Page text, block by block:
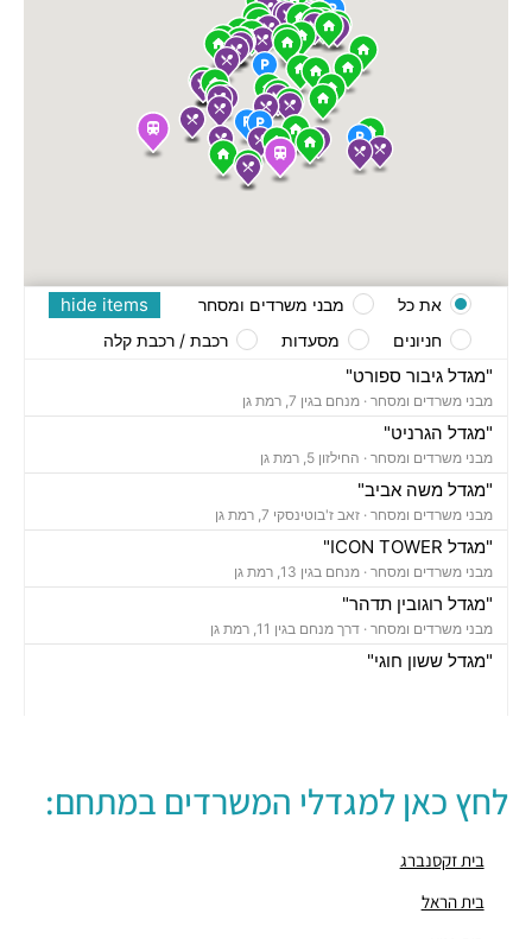
"מגדל גיבור ספורט"
מבני משרדים ומסחר · מנחם בגין 7, רמת גן
"מגדל הגרניט"
מבני משרדים ומסחר · החילזון 5, רמת גן
"מגדל משה אביב"
מבני משרדים ומסחר · זאב ז'בוטינסקי 7, רמת גן
"מגדל ICON TOWER"
מבני משרדים ומסחר · מנחם בגין 13, רמת גן
"מגדל רוגובין תדהר"
מבני משרדים ומסחר · דרך מנחם בגין 11, רמת גן
"מגדל ששון חוגי"
מבני משרדים ומסחר ·זאב ז'בוטינסקי 2, רמת גן
מבני משרדים ומסחר ·
מבני משרדים ומסחר ·
hide items את כל
מבני משרדים ומסחר
חניונים
מסעדות רכבת / רכבת קלה
לחץ כאן למגדלי המשרדים במתחם:
בית זקסנברג
בית הראל